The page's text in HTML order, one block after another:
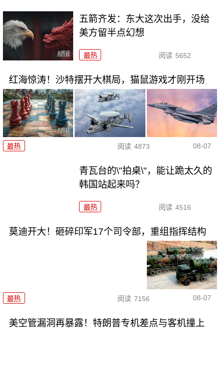
五箭齐发：东大这次出手，没给
美方留半点幻想
最热 阅读 5652
红海惊涛！沙特摆开大棋局，猫鼠游戏才刚开场
最热 阅读 4873 08-07
青瓦台的\"拍桌\"，能让跪太久的
韩国站起来吗？
最热 阅读 4516
莫迪开大！砸碎印军17个司令部，重组指挥结构
最热 阅读 7156 08-07
美空管漏洞再暴露！特朗普专机差点与客机撞上